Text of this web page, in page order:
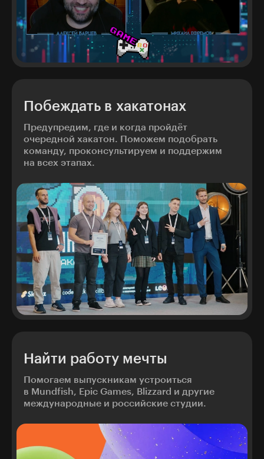
Побеждать в хакатонах
Предупредим, где и когда пройдёт
очередной хакатон. Поможем подобрать
команду, проконсультируем и поддержим
на всех этапах.
Найти работу мечты
Помогаем выпускникам устроиться
в Mundfish, Epic Games, Blizzard и другие
международные и российские студии.